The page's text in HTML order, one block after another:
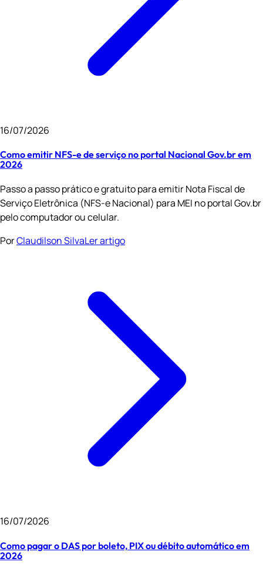
16/07/2026
Como emitir NFS-e de serviço no portal Nacional Gov.br em
2026
Passo a passo prático e gratuito para emitir Nota Fiscal de
Serviço Eletrônica (NFS-e Nacional) para MEI no portal Gov.br
pelo computador ou celular.
PorClaudilson SilvaLer artigo
16/07/2026
Como pagar o DAS por boleto, PIX ou débito automático em
2026